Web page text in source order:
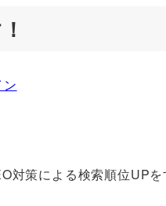
ン
策による検索順位UP